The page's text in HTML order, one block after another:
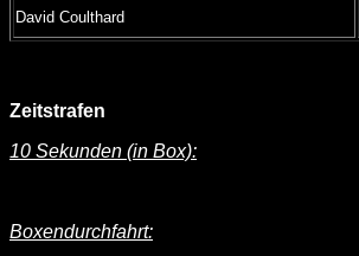
David Coulthard
Zeitstrafen
10 Sekunden (in Box):
Boxendurchfahrt: